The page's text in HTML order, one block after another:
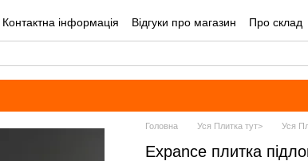
Контактна інформація Відгуки про магазин
Про склад
користувача Оплата і доставка
Головна Уся Плитка тут> Уся
Expance плитка